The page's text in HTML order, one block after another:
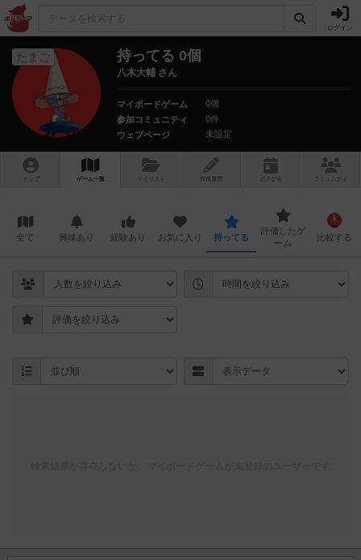
ログイン
たまご 持ってる 0個
八木大輔 さん
マイボードゲーム
0個
参加コミュニティ
0件
ウェブページ
未設定
トップ ゲーム一覧 マイリスト 投稿履歴 ボ ドゲ コミュニティ
全て 興味あり 経験あり お気に入り 持ってる
評価したゲ
ーム
比較する